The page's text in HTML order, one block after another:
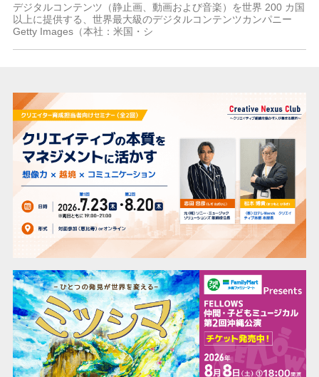
デジタルコンテンツ（静止画、動画および音楽）を世界 200 カ国
以上に提供する、世界最大級のデジタルコンテンツカンパニー
Getty Images（本社：米国・シ